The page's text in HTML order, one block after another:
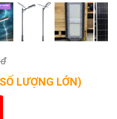
LƯỢNG LỚN)